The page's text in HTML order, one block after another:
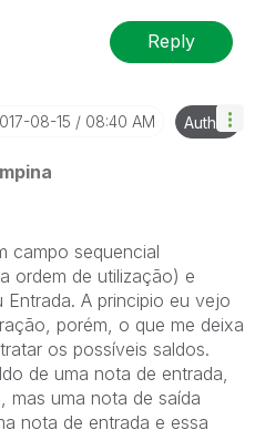
Reply
08-15 08:40 AM Author
campo sequencial
ordem de utilização) e
A principio eu vejo
porém, o que me deixa
os possíveis saldos.
de uma nota de entrada,
mas uma nota de saída
nota de entrada e essa